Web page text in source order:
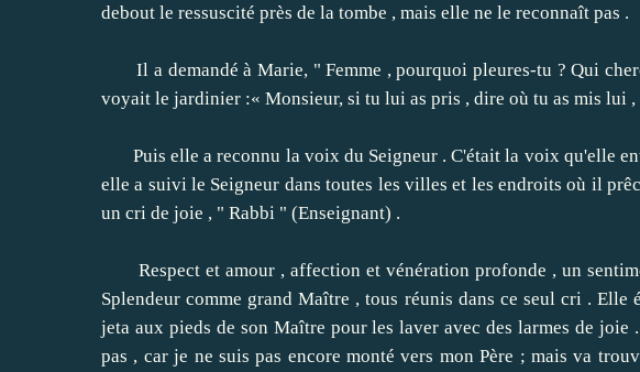
debout le ressuscité près de la tombe , mais elle ne le reconnaît pas .
Il a demandé à Marie, " Femme , pourquoi pleures-tu ? Qui
voyait le jardinier :« Monsieur, si tu lui as pris , dire où tu as mis lui ,
Puis elle a reconnu la voix du Seigneur . C'était la voix qu'elle
elle a suivi le Seigneur dans toutes les villes et les endroits où il
un cri de joie , " Rabbi " (Enseignant) .
Respect et amour , affection et vénération profonde , un
Splendeur comme grand Maître , tous réunis dans ce seul cri . Elle
jeta aux pieds de son Maître pour les laver avec des larmes de joie .
pas , car je ne suis pas encore monté vers mon Père ; mais va